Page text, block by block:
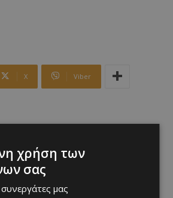
X Viber
οι Ρουμάνοι
χρήση των
σας
συνεργάτες μας